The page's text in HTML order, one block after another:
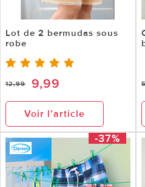
Lot de 2 bermudas sous
robe
12,99 9,99
Voir l’article
-37%